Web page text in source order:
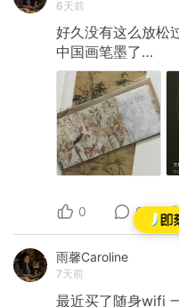
6天前
好久没有这么放松
中国画笔墨了…
0 0
雨馨Caroline
7天前
最近买了随身wifi